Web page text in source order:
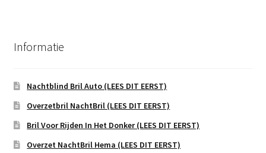
Informatie
Nachtblind Bril Auto (LEES DIT EERST)
Overzetbril NachtBril (LEES DIT EERST)
Bril Voor Rijden In Het Donker (LEES DIT EERST)
Overzet NachtBril Hema (LEES DIT EERST)